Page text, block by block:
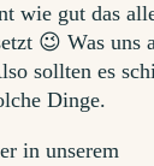
wie gut das
😉 Was uns
sollten es
Dinge.
in unserem